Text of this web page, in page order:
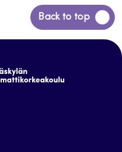
Back to top
Back
to